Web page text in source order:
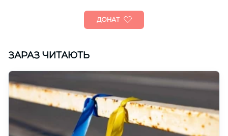
ДОНАТ
ЗАРАЗ ЧИТАЮТЬ